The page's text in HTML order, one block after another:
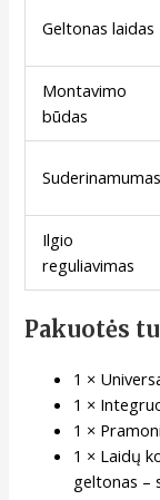
Geltonas laidas
Montavimo
būdas
Suderinamumas
Ilgio
reguliavimas
Pakuotės
1 ×
1 ×
1 ×
1 × Laidų
geltonas –